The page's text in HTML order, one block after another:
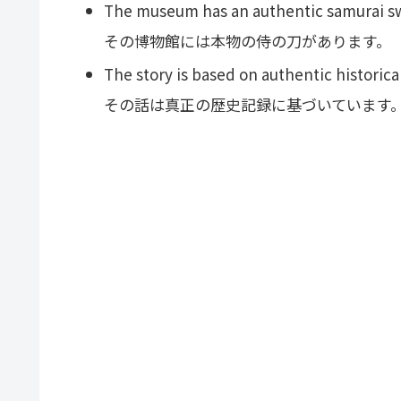
The museum has an authentic samurai
その博物館には本物の侍の刀があります。
The story is based on authentic
その話は真正の歴史記録に基づいています。